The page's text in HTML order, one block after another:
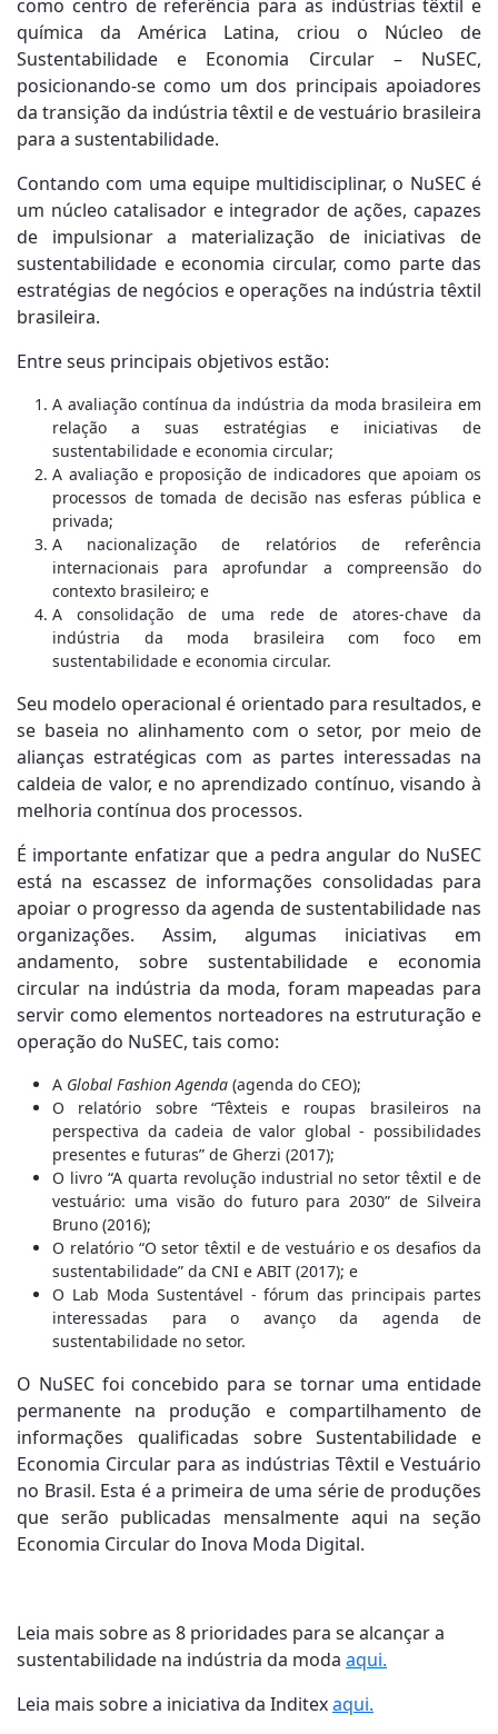
como centro de referência para as indústrias têxtil e
química da América Latina, criou o Núcleo de
Sustentabilidade e Economia Circular – NuSEC,
posicionando-se como um dos principais apoiadores
da transição da indústria têxtil e de vestuário brasileira
para a sustentabilidade.
Contando com uma equipe multidisciplinar, o NuSEC é
um núcleo catalisador e integrador de ações, capazes
de impulsionar a materialização de iniciativas de
sustentabilidade e economia circular, como parte das
estratégias de negócios e operações na indústria têxtil
brasileira.
Entre seus principais objetivos estão:
A avaliação contínua da indústria da moda brasileira em
relação a suas estratégias e iniciativas de
sustentabilidade e economia circular;
A avaliação e proposição de indicadores que apoiam os
processos de tomada de decisão nas esferas pública e
privada;
A nacionalização de relatórios de referência
internacionais para aprofundar a compreensão do
contexto brasileiro; e
A consolidação de uma rede de atores-chave da
indústria da moda brasileira com foco em
sustentabilidade e economia circular.
Seu modelo operacional é orientado para resultados, e
se baseia no alinhamento com o setor, por meio de
alianças estratégicas com as partes interessadas na
caldeia de valor, e no aprendizado contínuo, visando à
melhoria contínua dos processos.
É importante enfatizar que a pedra angular do NuSEC
está na escassez de informações consolidadas para
apoiar o progresso da agenda de sustentabilidade nas
organizações. Assim, algumas iniciativas em
andamento, sobre sustentabilidade e economia
circular na indústria da moda, foram mapeadas para
servir como elementos norteadores na estruturação e
operação do NuSEC, tais como:
A Global Fashion Agenda (agenda do CEO);
O relatório sobre “Têxteis e roupas brasileiros na
perspectiva da cadeia de valor global - possibilidades
presentes e futuras” de Gherzi (2017);
O livro “A quarta revolução industrial no setor têxtil e de
vestuário: uma visão do futuro para 2030” de Silveira
Bruno (2016);
O relatório “O setor têxtil e de vestuário e os desafios da
sustentabilidade” da CNI e ABIT (2017); e
O Lab Moda Sustentável - fórum das principais partes
interessadas para o avanço da agenda de
sustentabilidade no setor.
O NuSEC foi concebido para se tornar uma entidade
permanente na produção e compartilhamento de
informações qualificadas sobre Sustentabilidade e
Economia Circular para as indústrias Têxtil e Vestuário
no Brasil. Esta é a primeira de uma série de produções
que serão publicadas mensalmente aqui na seção
Economia Circular do Inova Moda Digital.
Leia mais sobre as 8 prioridades para se alcançar a
sustentabilidade na indústria da moda aqui.
Leia mais sobre a iniciativa da Inditexaqui.